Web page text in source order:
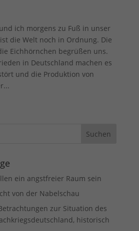
ich morgens zu Fuß in unser
die Welt noch in Ordnung. Die
Eichhörnchen begrüßen uns.
in Deutschland machen es
und die Produktion von
ein angstfreier Raum sein
von der Nabelschau
zur Situation des
historisch